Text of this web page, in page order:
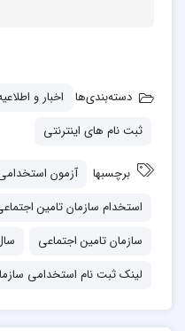
دسته‌بندی‌ها اخبار و
ثبت نام های اینترنتی
برچسبها
آزمون
استخدام سازمان تامین
سازمان تامین اجتماعی
سال
لینک ثبت نام استخدامی